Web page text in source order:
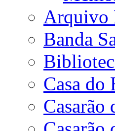
Arquivo
Banda
Casa do
Casarão